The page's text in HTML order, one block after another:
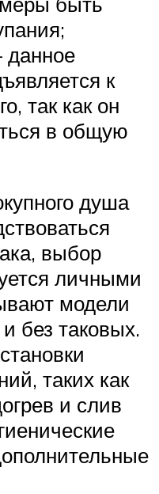
данное
к
так как он
в общую
душа
выбор
личными
модели
без таковых.
таких как
и слив